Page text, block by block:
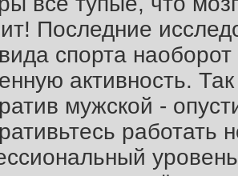
Последние
вида спорта
активность.
мужской -
работать